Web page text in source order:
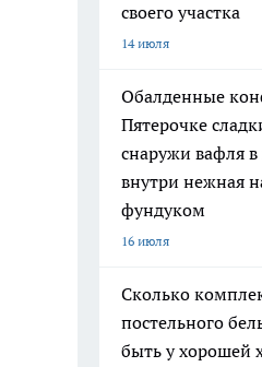
своего участка
14 июля
Обалденные
Пятерочке
снаружи вафля
внутри нежная
фундуком
16 июля
Сколько
постельного
быть у хорошей